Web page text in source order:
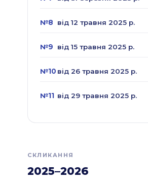
№8 від 12 травня 2025 р.
№9 від 15 травня 2025 р.
№10 від 26 травня 2025 р.
№11 від 29 травня 2025 р.
СКЛИКАННЯ
2025–2026